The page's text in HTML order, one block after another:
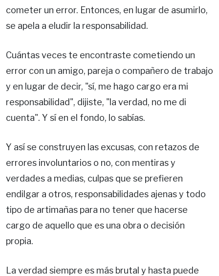
cometer un error. Entonces, en lugar de asumirlo,
se apela a eludir la responsabilidad.
Cuántas veces te encontraste cometiendo un
error con un amigo, pareja o compañero de trabajo
y en lugar de decir, "sí, me hago cargo era mi
responsabilidad", dijiste, "la verdad, no me di
cuenta". Y sí en el fondo, lo sabías.
Y así se construyen las excusas, con retazos de
errores involuntarios o no, con mentiras y
verdades a medias, culpas que se prefieren
endilgar a otros, responsabilidades ajenas y todo
tipo de artimañas para no tener que hacerse
cargo de aquello que es una obra o decisión
propia.
La verdad siempre es más brutal y hasta puede